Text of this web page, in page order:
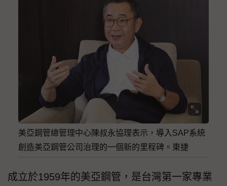
美亞鋼管總管理中心陳叔永協理表示，導入SAP系統
創造美亞鋼管公司治理的一個新的里程碑。東捷
成立於1959年的美亞鋼管，是台灣第一家專業